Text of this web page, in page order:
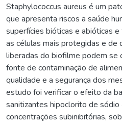
Staphylococcus aureus é um
que apresenta riscos a saúde
superfícies bióticas e abióticas
as células mais protegidas e de
liberadas do biofilme podem se
fonte de contaminação de
qualidade e a segurança dos
estudo foi verificar o efeito da
sanitizantes hipoclorito de sódio
concentrações subinibitórias,